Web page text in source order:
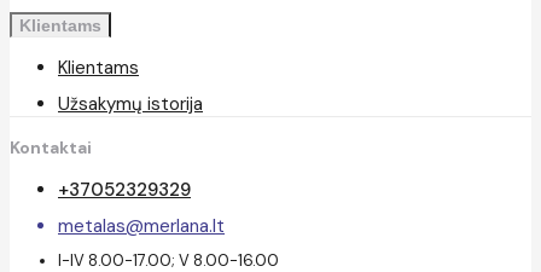
Klientams
Klientams
Užsakymų istorija
Kontaktai
+37052329329
metalas@merlana.lt
I-IV 8.00-17.00; V 8.00-16.00